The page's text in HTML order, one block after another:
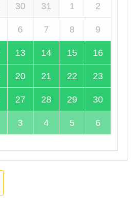
30 31 1 2
6 7 8 9
13 14 15 16
20 21 22 23
27 28 29 30
3 4 5 6